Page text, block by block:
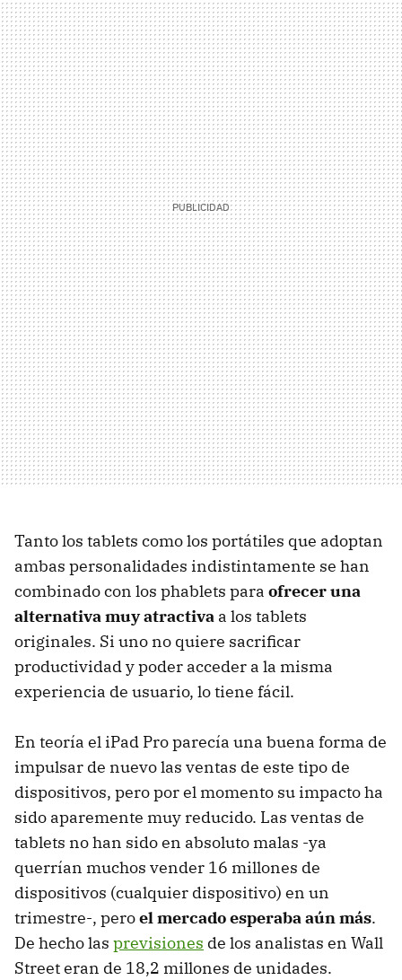
Tanto los tablets como los portátiles que adoptan
ambas personalidades indistintamente se han
combinado con los phablets para ofrecer una
alternativa muy atractiva a los tablets
originales. Si uno no quiere sacrificar
productividad y poder acceder a la misma
experiencia de usuario, lo tiene fácil.
En teoría el iPad Pro parecía una buena forma de
impulsar de nuevo las ventas de este tipo de
dispositivos, pero por el momento su impacto ha
sido aparemente muy reducido. Las ventas de
tablets no han sido en absoluto malas -ya
querrían muchos vender 16 millones de
dispositivos (cualquier dispositivo) en un
trimestre-, peroel mercado esperaba aún más.
De hecho las previsiones de los analistas en Wall
Street eran de 18,2 millones de unidades.